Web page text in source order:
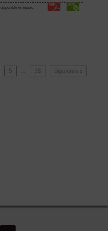
disponible en ebook:
5 … 38 Siguiente »